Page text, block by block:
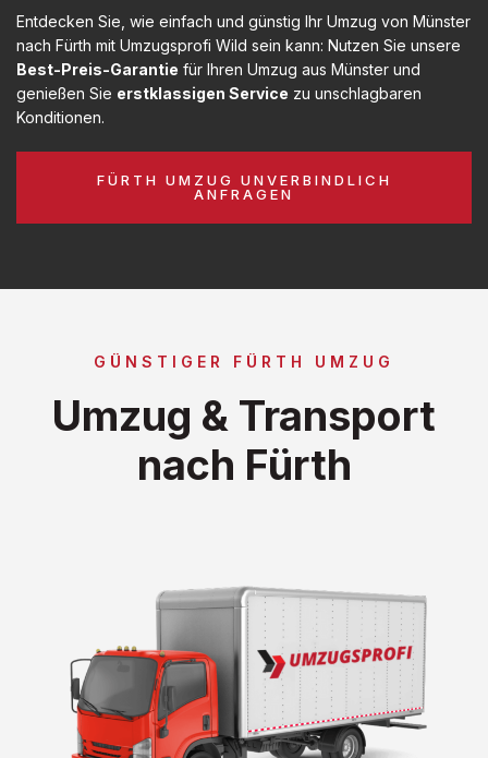
Entdecken Sie, wie einfach und günstig Ihr Umzug von Münster
nach Fürth mit Umzugsprofi Wild sein kann: Nutzen Sie unsere
Best-Preis-Garantie für Ihren Umzug aus Münster und
genießen Sie erstklassigen Service zu unschlagbaren
Konditionen.
FÜRTH UMZUG UNVERBINDLICH
ANFRAGEN
GÜNSTIGER FÜRTH UMZUG
Umzug & Transport
nach Fürth